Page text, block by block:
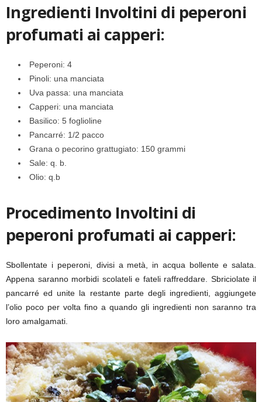
Ingredienti Involtini di peperoni
profumati ai capperi:
Peperoni: 4
Pinoli: una manciata
Uva passa: una manciata
Capperi: una manciata
Basilico: 5 foglioline
Pancarré: 1/2 pacco
Grana o pecorino grattugiato: 150 grammi
Sale: q. b.
Olio: q.b
Procedimento Involtini di
peperoni profumati ai capperi:
Sbollentate i peperoni, divisi a metà, in acqua bollente e salata.
Appena saranno morbidi scolateli e fateli raffreddare. Sbriciolate il
pancarré ed unite la restante parte degli ingredienti, aggiungete
l’olio poco per volta fino a quando gli ingredienti non saranno tra
loro amalgamati.